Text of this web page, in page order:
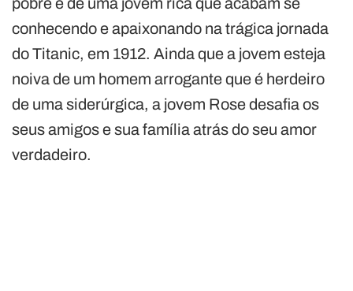
conhecendo e apaixonando na trágica jornada
do Titanic, em 1912. Ainda que a jovem esteja
noiva de um homem arrogante que é herdeiro
de uma siderúrgica, a jovem Rose desafia os
seus amigos e sua família atrás do seu amor
verdadeiro.